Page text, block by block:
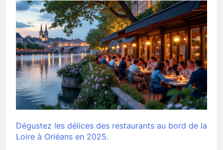
Dégustez les délices des restaurants au bord de la
Loire à Orléans en 2025.